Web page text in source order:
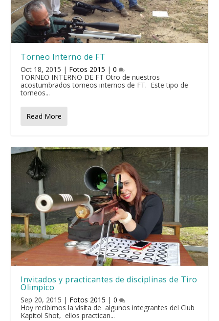
Torneo Interno de FT
Oct 18, 2015 | Fotos 2015 |0
TORNEO INTERNO DE FT Otro de nuestros
acostumbrados torneos internos de FT. Este tipo de
torneos...
Read More
Invitados y practicantes de disciplinas de Tiro
Olimpico
Sep 20, 2015 | Fotos 2015 |0
Hoy recibimos la visita de algunos integrantes del Club
Kapitol Shot, ellos practican...